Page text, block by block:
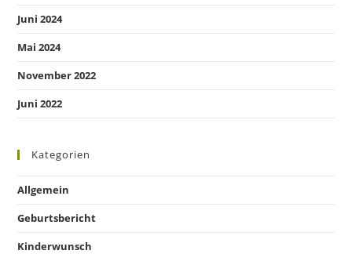
Juni 2024
Mai 2024
November 2022
Juni 2022
Kategorien
Allgemein
Geburtsbericht
Kinderwunsch